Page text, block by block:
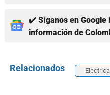
✔️ Síganos en Google
información de
Relacionados